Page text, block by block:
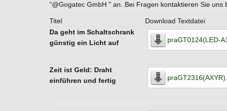
"@Gogatec GmbH " an. Bei Fragen kontaktieren Sie uns
Titel Download Textdatei
Da geht im Schaltschrank
günstig ein Licht auf
praGT0124(LED-
Zeit ist Geld: Draht
einführen und fertig